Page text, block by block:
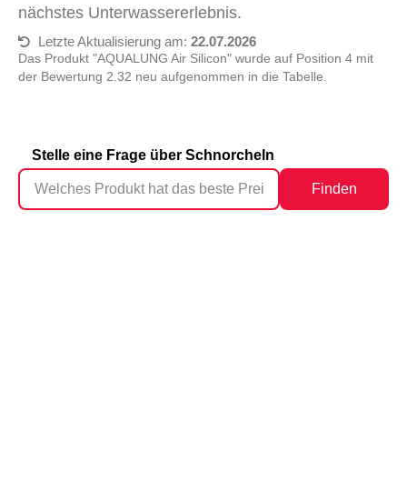
nächstes Unterwassererlebnis.
Letzte Aktualisierung am: 22.07.2026
Das Produkt "‎AQUALUNG Air Silicon" wurde auf Position 4 mit
der Bewertung 2.32 neu aufgenommen in die Tabelle.
Stelle eine Frage über Schnorcheln
Finden